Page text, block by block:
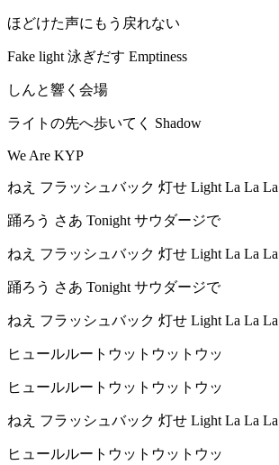
ほどけた声にもう戻れない
Fake light 泳ぎだす Emptiness
しんと響く会場
ライトの先へ歩いてく Shadow
We Are KYP
ねえ フラッシュバック 灯せ Light La La La
踊ろう さあ Tonight サウダージで
ねえ フラッシュバック 灯せ Light La La La
踊ろう さあ Tonight サウダージで
ねえ フラッシュバック 灯せ Light La La La
ヒュールルートウットウットウッ
ヒュールルートウットウットウッ
ねえ フラッシュバック 灯せ Light La La La
ヒュールルートウットウットウッ